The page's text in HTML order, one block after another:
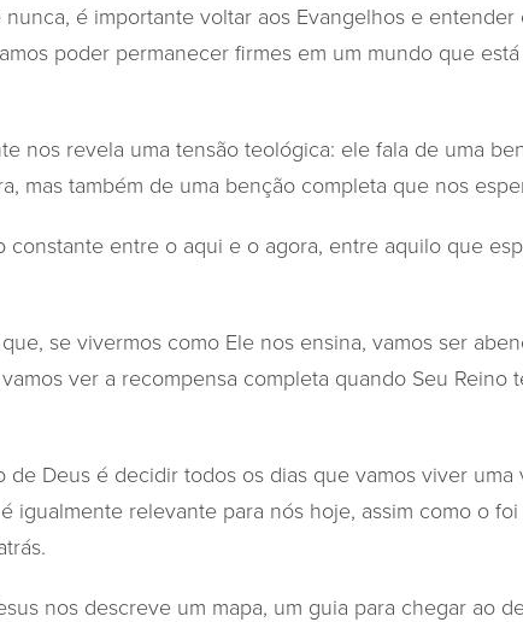
é importante voltar aos Evangelhos e entender
poder permanecer firmes em um mundo que
nos revela uma tensão teológica: ele fala de uma
mas também de uma benção completa que nos
constante entre o aqui e o agora, entre aquilo que
se vivermos como Ele nos ensina, vamos ser
ver a recompensa completa quando Seu Reino
de Deus é decidir todos os dias que vamos viver
igualmente relevante para nós hoje, assim como o
nos descreve um mapa, um guia para chegar ao